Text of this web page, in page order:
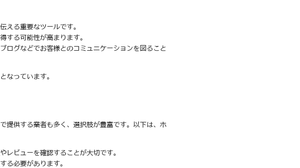
える重要なツールです。
する可能性が高まります。
ログなどでお客様とのコミュニケーションを図ること
なっています。
提供する業者も多く、選択肢が豊富です。以下は、ホ
ビューを確認することが大切です。
る必要があります。